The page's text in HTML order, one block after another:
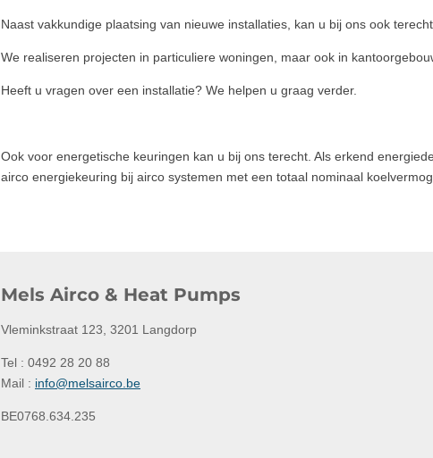
Naast vakkundige plaatsing van nieuwe installaties, kan u bij ons ook
We realiseren projecten in particuliere woningen, maar ook in
Heeft u vragen over een installatie? We helpen u graag verder.
Ook voor energetische keuringen kan u bij ons terecht. Als erkend
airco energiekeuring bij airco systemen met een totaal nominaal
Mels Airco & Heat Pumps
Vleminkstraat 123, 3201 Langdorp
Tel : 0492 28 20 88
Mail : info@melsairco.be
BE0768.634.235